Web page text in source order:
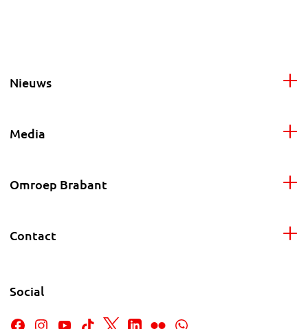
Nieuws
Media
Omroep Brabant
Contact
Social